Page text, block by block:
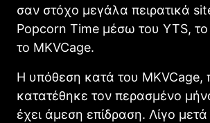
σαν στόχο μεγάλα πειρατικά
Popcorn Time μέσω του YTS,
το MKVCage.
Η υπόθεση κατά του MKVCage,
κατατέθηκε τον περασμένο
έχει άμεση επίδραση. Λίγο